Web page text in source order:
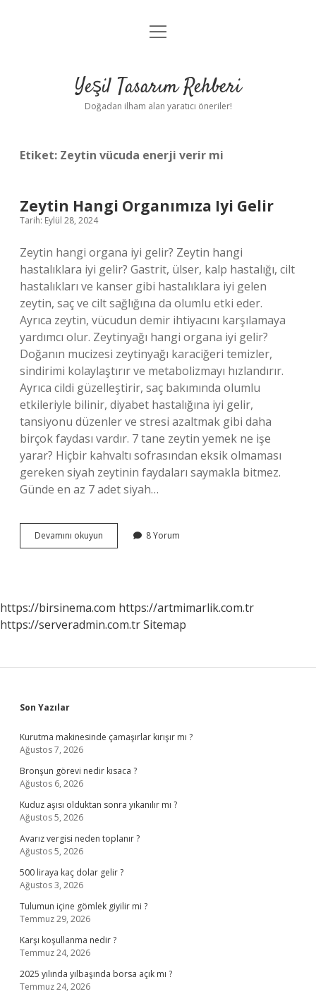
Anasayfa
Yasal Uyarı
menüyü
Yeşil Tasarım Rehberi
Doğadan ilham alan yaratıcı öneriler!
Etiket: Zeytin vücuda enerji verir mi
Zeytin Hangi Organımıza Iyi Gelir
Tarih: Eylül 28, 2024
Zeytin hangi organa iyi gelir? Zeytin hangi
hastalıklara iyi gelir? Gastrit, ülser, kalp hastalığı, cilt
hastalıkları ve kanser gibi hastalıklara iyi gelen
zeytin, saç ve cilt sağlığına da olumlu etki eder.
Ayrıca zeytin, vücudun demir ihtiyacını karşılamaya
yardımcı olur. Zeytinyağı hangi organa iyi gelir?
Doğanın mucizesi zeytinyağı karaciğeri temizler,
sindirimi kolaylaştırır ve metabolizmayı hızlandırır.
Ayrıca cildi güzelleştirir, saç bakımında olumlu
etkileriyle bilinir, diyabet hastalığına iyi gelir,
tansiyonu düzenler ve stresi azaltmak gibi daha
birçok faydası vardır. 7 tane zeytin yemek ne işe
yarar? Hiçbir kahvaltı sofrasından eksik olmaması
gereken siyah zeytinin faydaları saymakla bitmez.
Günde en az 7 adet siyah…
Devamını okuyun
Hangi
8 Yorum
https://birsinema.com https://artmimarlik.com.tr
https://serveradmin.com.trSitemap
Sidebar
Son Yazılar
Kurutma makinesinde çamaşırlar kırışır mı ?
Ağustos 7, 2026
Bronşun görevi nedir kısaca ?
Ağustos 6, 2026
Kuduz aşısı olduktan sonra yıkanılır mı ?
Ağustos 5, 2026
Avarız vergisi neden toplanır ?
Ağustos 5, 2026
500 liraya kaç dolar gelir ?
Ağustos 3, 2026
Tulumun içine gömlek giyilir mi ?
Temmuz 29, 2026
Karşı koşullanma nedir ?
Temmuz 24, 2026
2025 yılında yılbaşında borsa açık mı ?
Temmuz 24, 2026